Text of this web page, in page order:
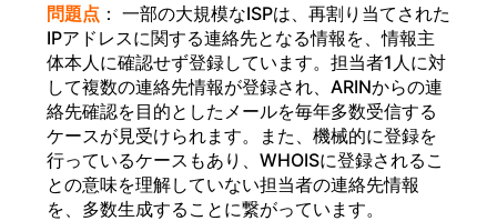
問題点 ： 一部の大規模なISPは、再割り当てされた
IPアドレスに関する連絡先となる情報を、情報主
体本人に確認せず登録しています。担当者1人に対
して複数の連絡先情報が登録され、ARINからの連
絡先確認を目的としたメールを毎年多数受信する
ケースが見受けられます。また、機械的に登録を
行っているケースもあり、WHOISに登録されるこ
との意味を理解していない担当者の連絡先情報
を、多数生成することに繋がっています。